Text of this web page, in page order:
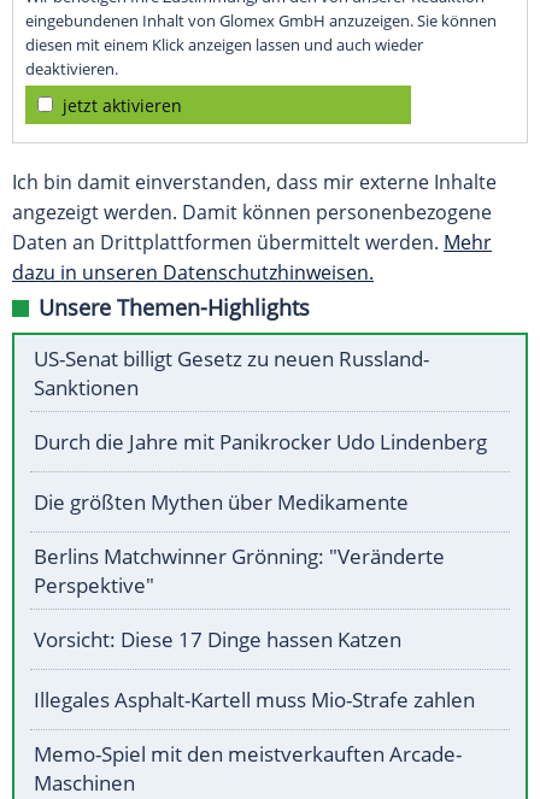
eingebundenen Inhalt von Glomex GmbH anzuzeigen. Sie können
diesen mit einem Klick anzeigen lassen und auch wieder
deaktivieren.
jetzt aktivieren
Ich bin damit einverstanden, dass mir externe Inhalte
angezeigt werden. Damit können personenbezogene
Daten an Drittplattformen übermittelt werden. Mehr
dazu in unseren Datenschutzhinweisen.
Unsere Themen-Highlights
US-Senat billigt Gesetz zu neuen Russland-
Sanktionen
Durch die Jahre mit Panikrocker Udo Lindenberg
Die größten Mythen über Medikamente
Berlins Matchwinner Grönning: "Veränderte
Perspektive"
Vorsicht: Diese 17 Dinge hassen Katzen
Illegales Asphalt-Kartell muss Mio-Strafe zahlen
Memo-Spiel mit den meistverkauften Arcade-
Maschinen